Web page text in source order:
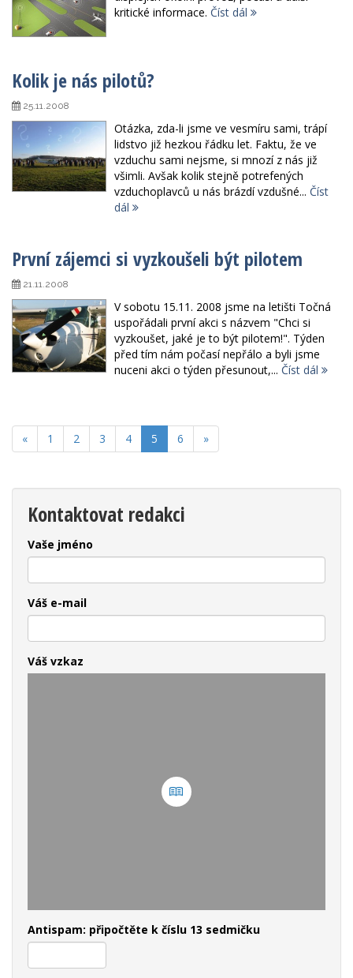
kritické informace. Číst dál
Kolik je nás pilotů?
25.11.2008
Otázka, zda-li jsme ve vesmíru sami, trápí
lidstvo již hezkou řádku let. Faktu, že ve
vzduchu sami nejsme, si mnozí z nás již
všimli. Avšak kolik stejně potrefených
vzduchoplavců u nás brázdí vzdušné... Číst
dál
První zájemci si vyzkoušeli být pilotem
21.11.2008
V sobotu 15.11. 2008 jsme na letišti Točná
uspořádali první akci s názvem "Chci si
vyzkoušet, jaké je to být pilotem!". Týden
před tím nám počasí nepřálo a byli jsme
nuceni akci o týden přesunout,... Číst dál
« 1 2 3 4 5 6 »
Kontaktovat redakci
Vaše jméno
Váš e-mail
Váš vzkaz
Antispam: připočtěte k číslu 13 sedmičku